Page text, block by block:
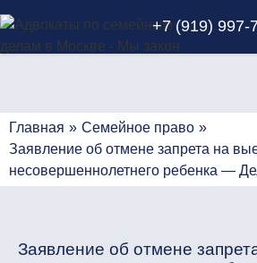
+7 (919) 997-
Главная » Семейное право »
Заявление об отмене запрета на
несовершеннолетнего ребенка —
Заявление об отмене